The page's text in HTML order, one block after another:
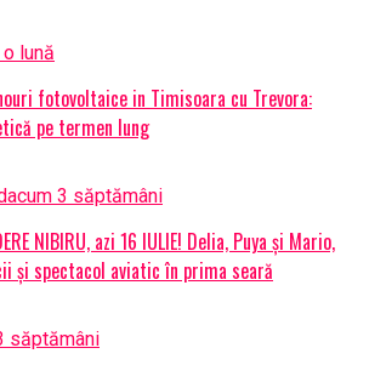
lună
fotovoltaice in Timisoara cu Trevora:
pe termen lung
acum 3 săptămâni
NIBIRU, azi 16 IULIE! Delia, Puya și Mario,
și spectacol aviatic în prima seară
săptămâni